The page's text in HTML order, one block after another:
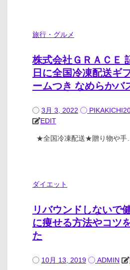
旅行・グルメ
株式会社ＧＲＡＣＥ
日に全国冷凍配送ギ
ームつき なめらかバ
3月 3, 2022
EDIT
★全国冷凍配送★贈り物や手…
ダイエット
リバウンドしないで
に痩せる方法やコツ
た
10月 13, 2019 ADMIN